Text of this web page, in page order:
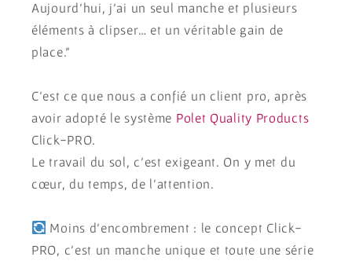
Aujourd’hui, j’ai un seul manche et plusieurs
éléments à clipser… et un véritable gain de
place.”
C’est ce que nous a confié un client pro, après
avoir adopté le système Polet Quality Products
Click-PRO.
Le travail du sol, c’est exigeant. On y met du
cœur, du temps, de l’attention.
Moins d’encombrement : le concept Click-
PRO, c’est un manche unique et toute une série